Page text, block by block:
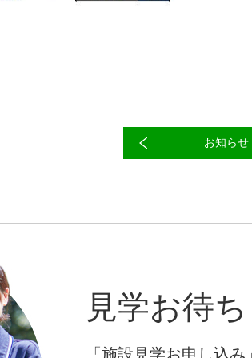
お知らせ
見学お待
「施設見学お申し込